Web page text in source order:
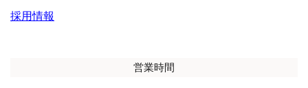
採用情報
営業時間